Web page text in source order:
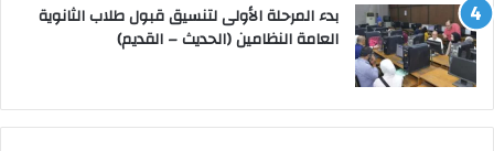
بدء المرحلة الأولى لتنسيق قبول طلاب الثانوية
العامة النظامين (الحديث – القديم)